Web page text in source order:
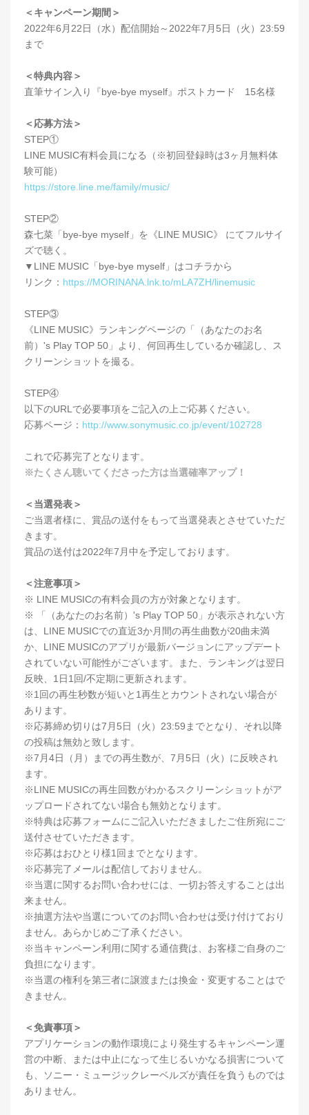
＜キャンペーン期間＞
2022年6月22日（水）配信開始～2022年7月5日（火）23:59
まで
＜特典内容＞
直筆サイン入り『bye-bye myself』ポストカード 15名様
＜応募方法＞
STEP①
LINE MUSIC有料会員になる（※初回登録時は3ヶ月無料体
験可能）
https://store.line.me/family/music/
STEP②
森七菜「bye-bye myself」を《LINE MUSIC》 にてフルサイ
ズで聴く。
▼LINE MUSIC「bye-bye myself」はコチラから
リンク： https://MORINANA.lnk.to/mLA7ZH/linemusic
STEP③
《LINE MUSIC》ランキングページの「（あなたのお名
前）'s Play TOP 50」より、何回再生しているか確認し、ス
クリーンショットを撮る。
STEP④
以下のURLで必要事項をご記入の上ご応募ください。
応募ページ： http://www.sonymusic.co.jp/event/102728
これで応募完了となります。
※たくさん聴いてくださった方は当選確率アップ！
＜当選発表＞
ご当選者様に、賞品の送付をもって当選発表とさせていただ
きます。
賞品の送付は2022年7月中を予定しております。
＜注意事項＞
※ LINE MUSICの有料会員の方が対象となります。
※ 「（あなたのお名前）'s Play TOP 50」が表示されない方
は、LINE MUSICでの直近3か月間の再生曲数が20曲未満
か、LINE MUSICのアプリが最新バージョンにアップデート
されていない可能性がございます。また、ランキングは翌日
反映、1日1回/不定期に更新されます。
※1回の再生秒数が短いと1再生とカウントされない場合が
あります。
※応募締め切りは7月5日（火）23:59までとなり、それ以降
の投稿は無効と致します。
※7月4日（月）までの再生数が、7月5日（火）に反映され
ます。
※LINE MUSICの再生回数がわかるスクリーンショットがア
ップロードされてない場合も無効となります。
※特典は応募フォームにご記入いただきましたご住所宛にご
送付させていただきます。
※応募はおひとり様1回までとなります。
※応募完了メールは配信しておりません。
※当選に関するお問い合わせには、一切お答えすることは出
来ません。
※抽選方法や当選についてのお問い合わせは受け付けており
ません。あらかじめご了承ください。
※当キャンペーン利用に関する通信費は、お客様ご自身のご
負担になります。
※当選の権利を第三者に譲渡または換金・変更することはで
きません。
＜免責事項＞
アプリケーションの動作環境により発生するキャンペーン運
営の中断、または中止になって生じるいかなる損害について
も、ソニー・ミュージックレーベルズが責任を負うものでは
ありません。